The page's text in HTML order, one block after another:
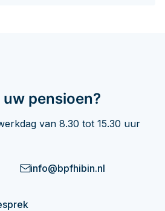
pensioen?
van 8.30 tot 15.30 uur
info@bpfhibin.nl